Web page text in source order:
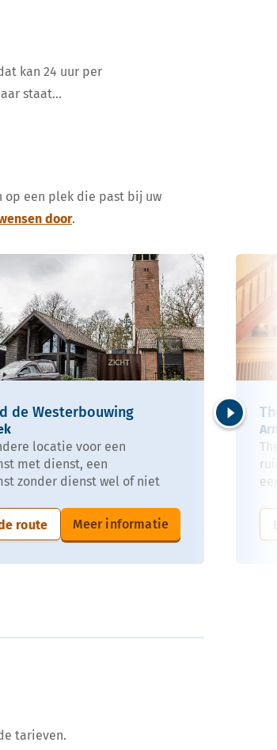
kan 24 uur per
staat…
op een plek die past bij uw
door.
de Westerbouwing
locatie voor een
met dienst, een
zonder dienst wel of niet
route
Meer informatie
Volgende
tarieven.